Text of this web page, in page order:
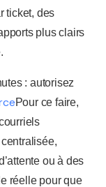
ticket, des
plus clairs
: autorisez
Pour ce faire,
ou à des
réelle pour que